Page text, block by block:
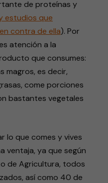
de proteínas y
estudios que
contra de ella). Por
atención a la
que consumes:
magros, es decir,
come porciones
bastantes vegetales
lo que comes y vives
ventaja, ya que según
de Agricultura, todos
así como 40 de